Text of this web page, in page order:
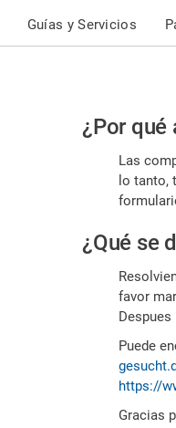
Guías y Servicios
Por
favor,
es
¿Por qué
Las
lo tanto,
¿Qué se
favor
Puede
https://
Gracias